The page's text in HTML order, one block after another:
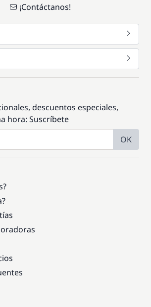
¡Contáctanos!
descuentos especiales,
hora: Suscríbete
OK